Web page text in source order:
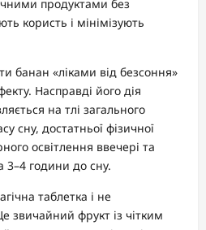
продуктами без
користь і мінімізують
банан «ліками від безсоння»
Насправді його дія
на тлі загального
сну, достатньої фізичної
освітлення ввечері та
3–4 години до сну.
таблетка і не
звичайний фрукт із чітким